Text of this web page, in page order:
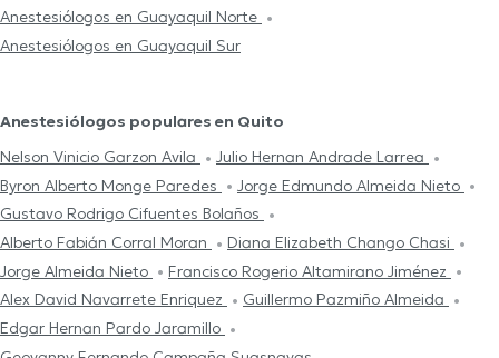
Anestesiólogos en Guayaquil Norte
Anestesiólogos en Guayaquil Sur
Anestesiólogos populares en Quito
Nelson Vinicio Garzon Avila
Julio Hernan Andrade Larrea
Byron Alberto Monge Paredes
Jorge Edmundo Almeida Nieto
Gustavo Rodrigo Cifuentes Bolaños
Alberto Fabián Corral Moran
Diana Elizabeth Chango Chasi
Jorge Almeida Nieto
Francisco Rogerio Altamirano Jiménez
Alex David Navarrete Enriquez
Guillermo Pazmiño Almeida
Edgar Hernan Pardo Jaramillo